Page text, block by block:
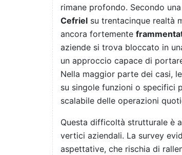
rimane profondo. Secondo
Cefriel su trentacinque realtà
ancora fortemente
aziende si trova bloccato in
un approccio capace di
Nella maggior parte dei casi,
su singole funzioni o specifici
scalabile delle operazioni
Questa difficoltà strutturale è
vertici aziendali. La survey
aspettative, che rischia di